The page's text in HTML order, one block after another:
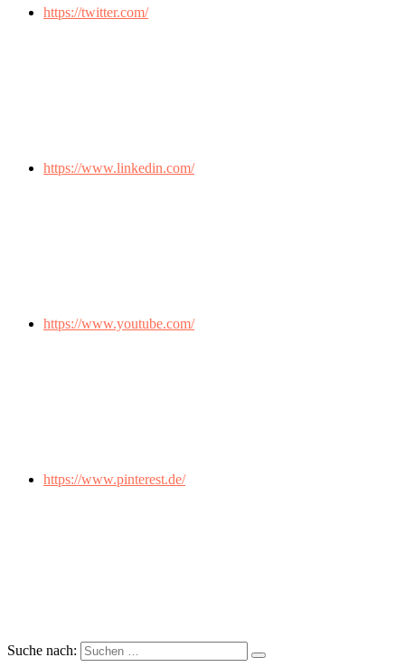
https://twitter.com/
https://www.linkedin.com/
https://www.youtube.com/
https://www.pinterest.de/
Suche nach: